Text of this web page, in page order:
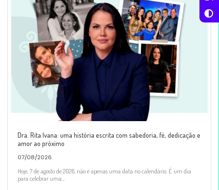
Dra. Rita Ivana: uma história escrita com sabedoria, fé, dedicação e
amor ao próximo
07/08/2026
Hoje, 7 de agosto de 2026, não é apenas uma data no calendário. É um dia
para celebrar uma...